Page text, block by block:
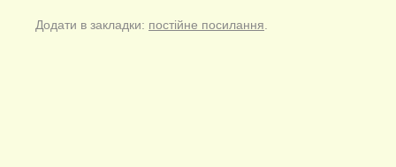
Додати в закладки: постійне посилання